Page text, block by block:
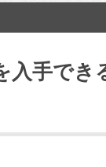
入手でき